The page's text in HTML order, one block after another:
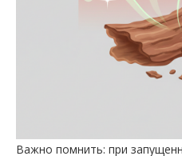
Важно помнить: при